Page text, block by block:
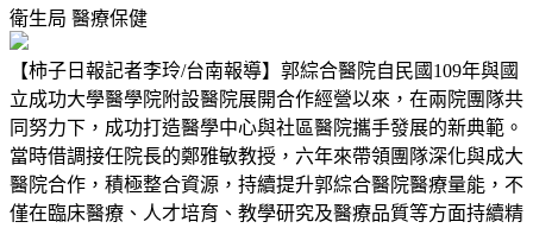
衛生局 醫療保健
【柿子日報記者李玲/台南報導】郭綜合醫院自民國109年與國
立成功大學醫學院附設醫院展開合作經營以來，在兩院團隊共
同努力下，成功打造醫學中心與社區醫院攜手發展的新典範。
當時借調接任院長的鄭雅敏教授，六年來帶領團隊深化與成大
醫院合作，積極整合資源，持續提升郭綜合醫院醫療量能，不
僅在臨床醫療、人才培育、教學研究及醫療品質等方面持續精